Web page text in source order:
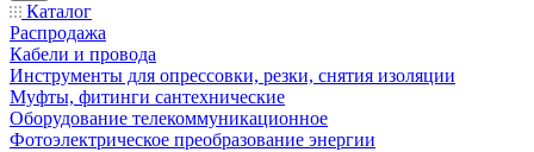
Каталог
Распродажа
Кабели и провода
Инструменты для опрессовки, резки, снятия изоляции
Муфты, фитинги сантехнические
Оборудование телекоммуникационное
Фотоэлектрическое преобразование энергии